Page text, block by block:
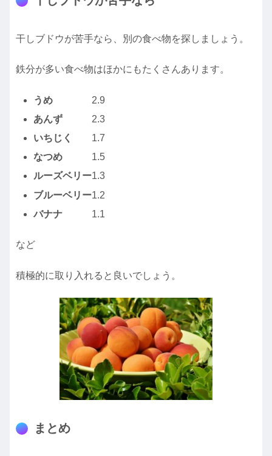
干しブドウが苦手なら、別の食べ物を探しましょう。
鉄分が多い食べ物はほかにもたくさんあります。
うめ 2.9
あんず 2.3
いちじく
1.7
なつめ 1.5
ルーズベリー1.3
ブルーベリー1.2
バナナ 1.1
など
積極的に取り入れると良いでしょう。
まとめ